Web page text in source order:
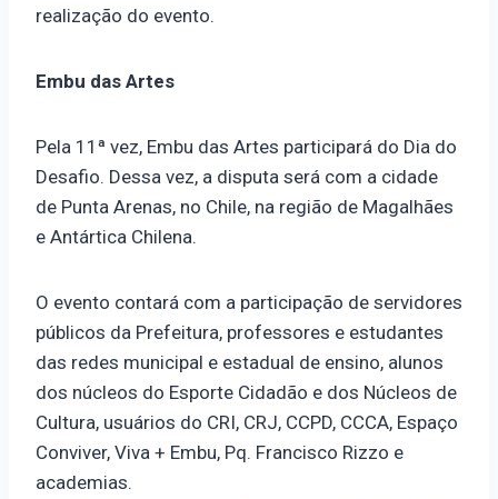
realização do evento.
Embu das Artes
Pela 11ª vez, Embu das Artes participará do Dia do
Desafio. Dessa vez, a disputa será com a cidade
de Punta Arenas, no Chile, na região de Magalhães
e Antártica Chilena.
O evento contará com a participação de servidores
públicos da Prefeitura, professores e estudantes
das redes municipal e estadual de ensino, alunos
dos núcleos do Esporte Cidadão e dos Núcleos de
Cultura, usuários do CRI, CRJ, CCPD, CCCA, Espaço
Conviver, Viva + Embu, Pq. Francisco Rizzo e
academias.